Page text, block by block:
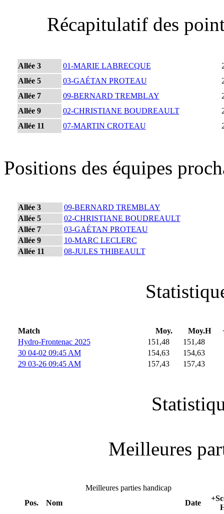
Récapitulatif des
Allée 3 01-MARIE LABRECQUE
Allée 5
03-GAÉTAN PROTEAU
Allée 7
09-BERNARD TREMBLAY
Allée 9
02-CHRISTIANE BOUDREAULT
Allée 11
07-MARTIN CROTEAU
Positions des équipes
Allée 3
09-BERNARD TREMBLAY
Allée 5
02-CHRISTIANE BOUDREAULT
Allée 7
03-GAÉTAN PROTEAU
Allée 9
10-MARC LECLERC
Allée 11
08-JULES THIBEAULT
Match Moy. Moy.H
Hydro-Frontenac 2025
151,48
151,48
30 04-02 09:45 AM
154,63
154,63
29 03-26 09:45 AM
157,43 157,43
Meilleures
Meilleures parties handicap
Pos.
Nom Date